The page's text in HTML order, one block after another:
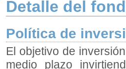
Detalle del
Política de
El objetivo de
medio plazo